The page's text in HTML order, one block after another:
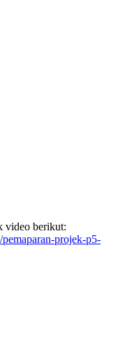
video berikut:
projek-p5-